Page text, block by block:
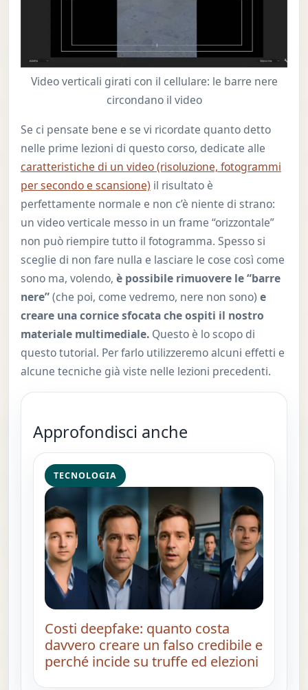
Video verticali girati con il cellulare: le barre nere
circondano il video
Se ci pensate bene e se vi ricordate quanto detto
nelle prime lezioni di questo corso, dedicate alle
caratteristiche di un video (risoluzione, fotogrammi
per secondo e scansione) il risultato è
perfettamente normale e non c’è niente di strano:
un video verticale messo in un frame “orizzontale”
non può riempire tutto il fotogramma. Spesso si
sceglie di non fare nulla e lasciare le cose così come
sono ma, volendo, è possibile rimuovere le “barre
nere”(che poi, come vedremo, nere non sono) e
creare una cornice sfocata che ospiti il nostro
materiale multimediale.Questo è lo scopo di
questo tutorial. Per farlo utilizzeremo alcuni effetti e
alcune tecniche già viste nelle lezioni precedenti.
Approfondisci anche
TECNOLOGIA
Costi deepfake: quanto costa
davvero creare un falso credibile e
perché incide su truffe ed elezioni